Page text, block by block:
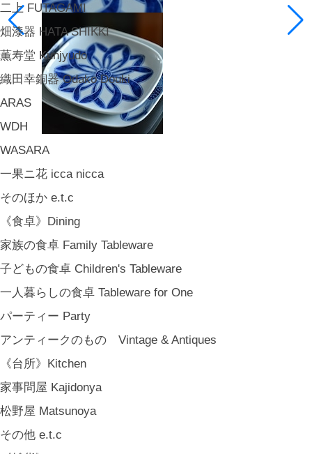
二上 FUTAGAMI
畑漆器 HATA SHIKKI
薫寿堂 Kunjyudo
織田幸銅器 Odako Douki
ARAS
WDH
WASARA
一果ニ花 icca nicca
そのほか e.t.c
《食卓》Dining
家族の食卓 Family Tableware
子どもの食卓 Children's Tableware
一人暮らしの食卓 Tableware for One
パーティー Party
アンティークのもの Vintage & Antiques
《台所》Kitchen
家事問屋 Kajidonya
松野屋 Matsunoya
その他 e.t.c